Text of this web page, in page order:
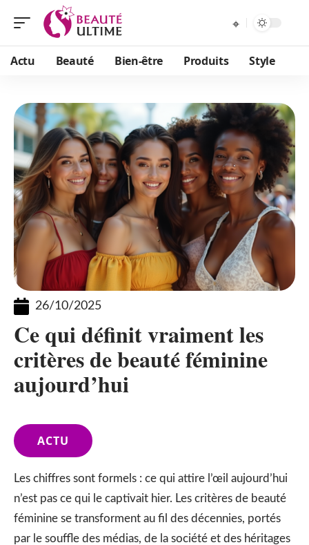
Actu Beauté Bien-être Produits Style
26/10/2025
Ce qui définit vraiment les
critères de beauté féminine
aujourd’hui
ACTU
Les chiffres sont formels : ce qui attire l’œil aujourd’hui
n’est pas ce qui le captivait hier. Les critères de beauté
féminine se transforment au fil des décennies, portés
par le souffle des médias, de la société et des héritages